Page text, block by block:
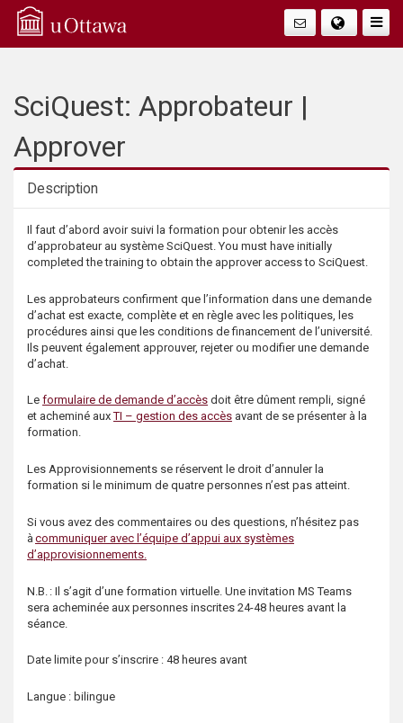
Q
SciQuest: Approbateur |
Approver
Description
Description
Il faut d’abord avoir suivi la formation pour obtenir les accès
d’approbateur au système SciQuest. You must have initially
completed the training to obtain the approver access to SciQuest.
Les approbateurs confirment que l’information dans une demande
d’achat est exacte, complète et en règle avec les politiques, les
procédures ainsi que les conditions de financement de l’université.
Ils peuvent également approuver, rejeter ou modifier une demande
d’achat.
Le formulaire de demande d’accès doit être dûment rempli, signé
et acheminé auxTI – gestion des accès avant de se présenter à la
formation.
Les Approvisionnements se réservent le droit d’annuler la
formation si le minimum de quatre personnes n’est pas atteint.
Si vous avez des commentaires ou des questions, n’hésitez pas
à communiquer avec l’équipe d’appui aux systèmes
d’approvisionnements.
N.B. : Il s’agit d’une formation virtuelle. Une invitation MS Teams
sera acheminée aux personnes inscrites 24-48 heures avant la
séance.
Date limite pour s’inscrire : 48 heures avant
Langue : bilingue